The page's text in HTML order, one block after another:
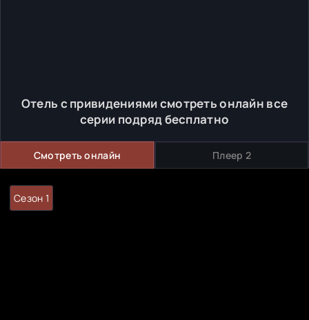
Отель с привидениями смотреть онлайн все
серии подряд бесплатно
Смотреть онлайн Плеер 2
Сезон 1